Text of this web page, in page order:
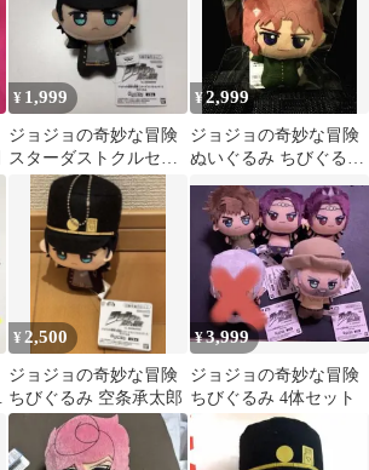
¥ 1,999
ジョジョの奇妙な冒険
スターダストクルセイ
ダース ちびぐるみ 空条
承太郎
¥2,999
ジョジョの奇妙な冒険
ぬいぐるみ ちびぐるみ
花京院典明 新品タグ付
き
¥ 2,500
ジョジョの奇妙な冒険
ちびぐるみ 空条承太郎
¥3,999
ジョジョの奇妙な冒険
ちびぐるみ 4体セット